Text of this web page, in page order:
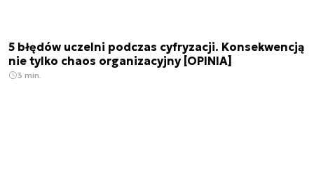
5 błędów uczelni podczas cyfryzacji. Konsekwencją
nie tylko chaos organizacyjny [OPINIA]
3 min.